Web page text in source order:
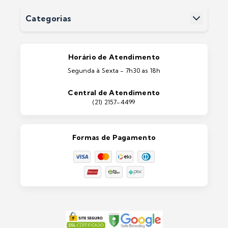
Entrega
Categorias
Portas e Janelas
Máquinas e Equipamentos
Lixeiras e Contentores
Horário de Atendimento
Segunda à Sexta - 7h30 as 18h
Central de Atendimento
(21) 2157-4499
Formas de Pagamento